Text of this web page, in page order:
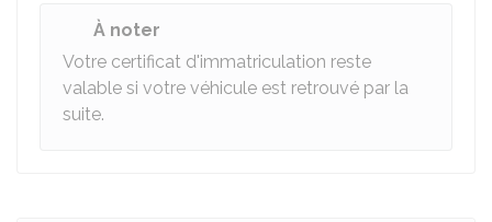
À noter
Votre certificat d'immatriculation reste
valable si votre véhicule est retrouvé par la
suite.